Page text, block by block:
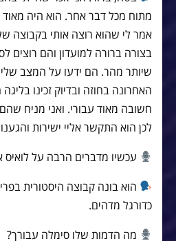
מתוח מכל דבר אחר. הוא היה מאוד
אמר לי שהוא רוצה אותי בקבוצה
בצורה ברורה למועדון והם רוצים
שיותר מהר. הם ידעו על המצב
האחרונה בחוזה ובדיוק זכינו
חשובה מאוד עבורי. ואני מניח
לכן הוא התקשר אליי ישירות
עכשיו מדברים הרבה על לואיס
הוא בונה קבוצה היסטורית
כדורגל מדהים.
מה הדמות שלו סימלה עבורך?